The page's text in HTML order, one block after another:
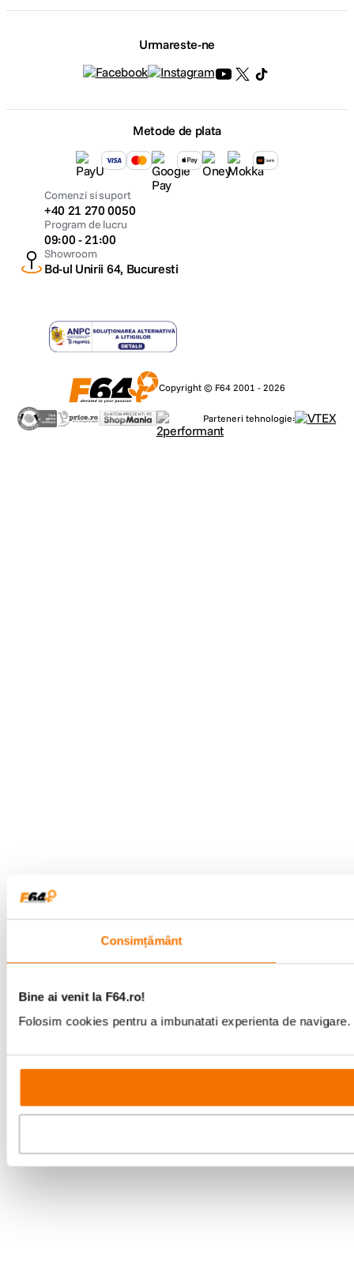
Consimțământ
Bine ai venit la F64.ro!
Folosim cookies pentru a imbunatati experienta de
Urmareste-ne
Metode de plata
Comenzi si suport
+40 21 270 0050
Program de lucru
09:00 - 21:00
Showroom
Bd-ul Unirii 64, Bucuresti
Copyright © F64 2001 - 2026
Parteneri tehnologie: